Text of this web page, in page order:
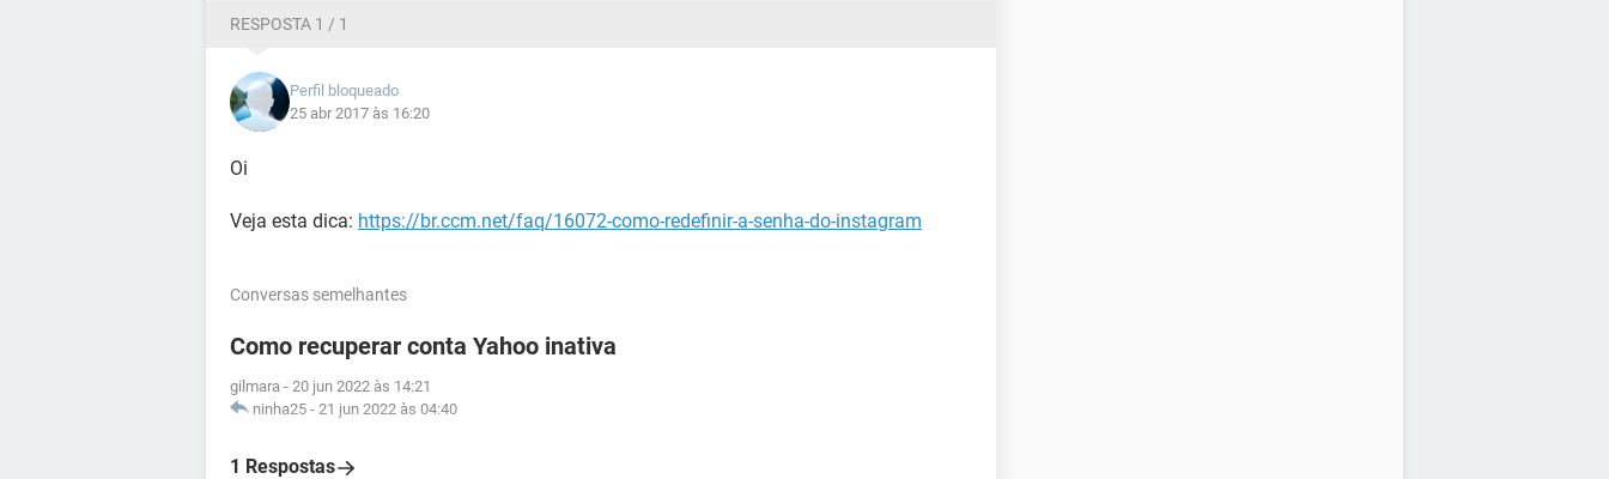
RESPOSTA 1 / 1
Perfil bloqueado
25 abr 2017 às 16:20
Oi
Veja esta dica: https://br.ccm.net/faq/16072-como-redefinir-a-senha-do-instagram
Conversas semelhantes
Como recuperar conta Yahoo inativa
gilmara - 20 jun 2022 às 14:21
ninha25 - 21 jun 2022 às 04:40
1 Respostas